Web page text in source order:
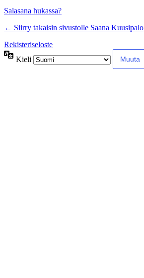
Salasana hukassa?
← Siirry takaisin sivustolle Saana Kuusipalo
Rekisteriseloste
Kieli